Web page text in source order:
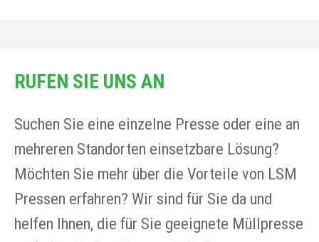
RUFEN SIE UNS AN
Suchen Sie eine einzelne Presse oder eine an
mehreren Standorten einsetzbare Lösung?
Möchten Sie mehr über die Vorteile von LSM
Pressen erfahren? Wir sind für Sie da und
helfen Ihnen, die für Sie geeignete Müllpresse